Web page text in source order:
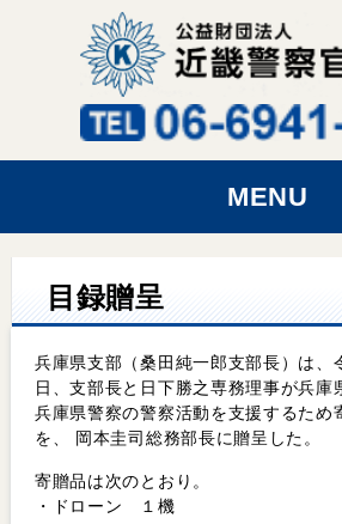
MENU
目録贈呈
兵庫県支部（桑田純一郎支部長）は、
日、支部長と日下勝之専務理事が兵庫
兵庫県警察の警察活動を支援するため
を、 岡本圭司総務部長に贈呈した。
寄贈品は次のとおり。
・ドローン １機